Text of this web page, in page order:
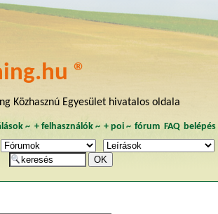
®
Közhasznú Egyesület hivatalos oldala
~ + felhasználók~ + poi~ fórum FAQ belépés